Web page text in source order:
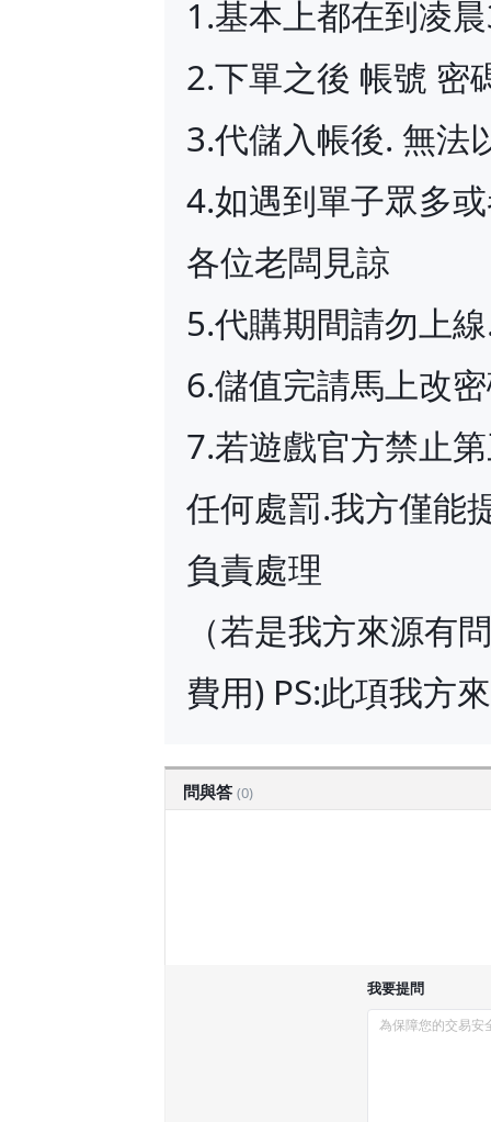
1.基本上都在到凌
2.下單之後 帳號 密
3.代儲入帳後. 無法
4.如遇到單子眾多
各位老闆見諒
5.代購期間請勿上
6.儲值完請馬上改
7.若遊戲官方禁止
任何處罰.我方僅能
負責處理
（若是我方來源有
費用) PS:此項我方
問與答 (0)
我要提問